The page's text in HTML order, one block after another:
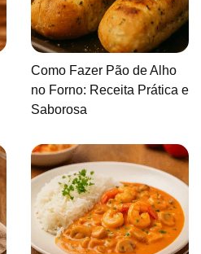
Como Fazer Pão de Alho
no Forno: Receita Prática e
Saborosa